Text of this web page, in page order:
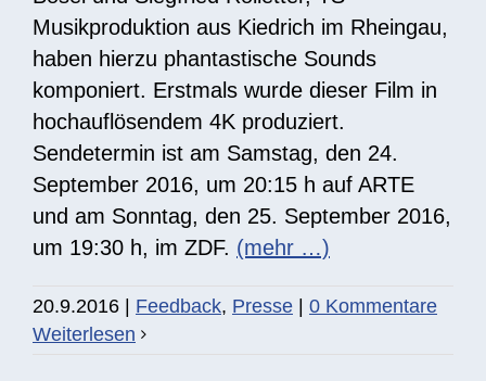
Musikproduktion aus Kiedrich im Rheingau,
haben hierzu phantastische Sounds
komponiert. Erstmals wurde dieser Film in
hochauflösendem 4K produziert.
Sendetermin ist am Samstag, den 24.
September 2016, um 20:15 h auf ARTE
und am Sonntag, den 25. September 2016,
um 19:30 h, im ZDF. (mehr …)
20.9.2016 Feedback, Presse
0 Kommentare
Weiterlesen